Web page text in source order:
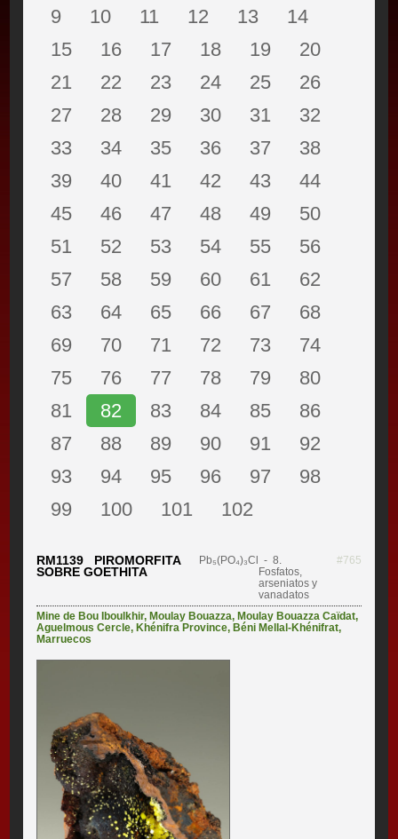
9
10 11 12 13
14
15
16 17 18 19
20
21
22 23 24 25
26
27
28 29 30 31
32
33
34 35 36 37
38
39
40 41 42 43
44
45
46 47 48 49
50
51
52 53 54 55
56
57
58 59 60 61
62
63
64 65 66 67
68
69
70 71 72 73
74
75
76 77 78 79
80
81
82 83 84 85
86
87
88 89 90 91
92
93
94 95 96 97
98
99
100 101 102
RM1139 PIROMORFITA
SOBRE GOETHITA
Pb₅(PO₄)₃Cl
- 8.
Fosfatos,
arseniatos y
vanadatos
#765
Mine de Bou Iboulkhir, Moulay Bouazza, Moulay Bouazza Caïdat,
Aguelmous Cercle, Khénifra Province, Béni Mellal-Khénifrat,
Marruecos